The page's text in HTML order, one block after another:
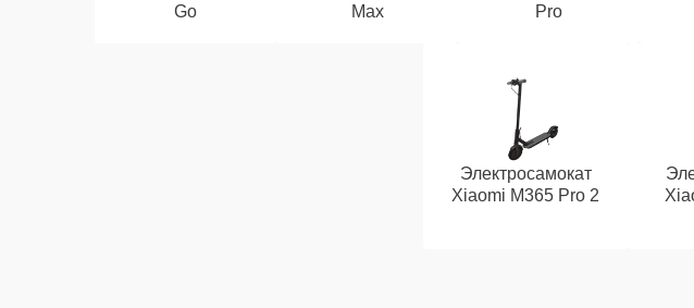
Go
Max
Pro
Электросамокат
Xiaomi M365 Pro 2